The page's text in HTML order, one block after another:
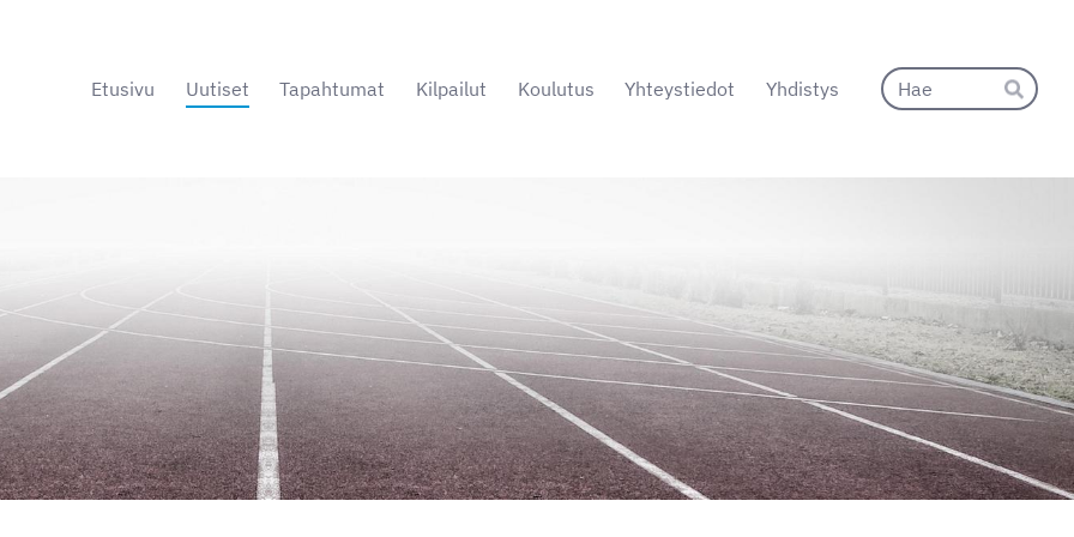
Etusivu Uutiset Tapahtumat Kilpailut Koulutus Yhteystiedot Yhdistys
Hae